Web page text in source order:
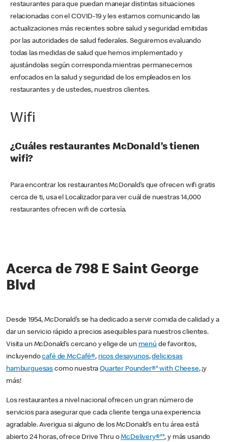
restaurantes para que puedan manejar distintas situaciones
relacionadas con el COVID-19 y les estamos comunicando las
actualizaciones más recientes sobre salud y seguridad emitidas
por las autoridades de salud federales. Seguiremos evaluando
todas las medidas de salud que hemos implementado y
ajustándolas según corresponda mientras permanecemos
enfocados en la salud y seguridad de los empleados en los
restaurantes y de ustedes, nuestros clientes.
Wifi
¿Cuáles restaurantes McDonald’s tienen
wifi?
Para encontrar los restaurantes McDonald’s que ofrecen wifi gratis
cerca de ti, usa el Localizador para ver cuál de nuestras 14,000
restaurantes ofrecen wifi de cortesía.
Acerca de 798 E Saint George
Blvd
Desde 1954, McDonald’s se ha dedicado a servir comida de calidad y a
dar un servicio rápido a precios asequibles para nuestros clientes.
Visita un McDonald’s cercano y elige de un menú de favoritos,
incluyendocafé de McCafé®, ricos desayunos,deliciosas
hamburguesas como nuestraQuarter Pounder®* with Cheese, ¡y
más!
Los restaurantes a nivel nacional ofrecen un gran número de
servicios para asegurar que cada cliente tenga una experiencia
agradable. Averigua si alguno de los McDonald’s en tu área está
abierto 24 horas, ofrece Drive Thru oMcDelivery®**, y más usando